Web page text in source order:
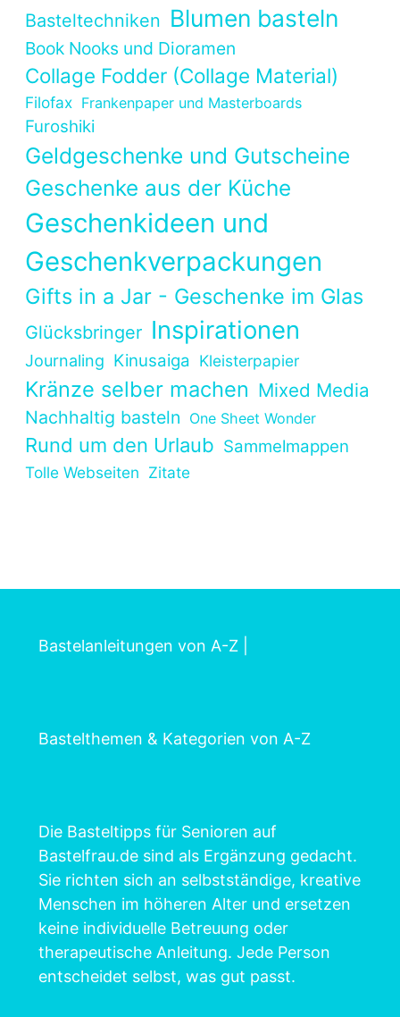
Basteltechniken Blumen basteln
Book Nooks und Dioramen
Collage Fodder (Collage Material)
Filofax Frankenpaper und Masterboards
Furoshiki
Geldgeschenke und Gutscheine
Geschenke aus der Küche
Geschenkideen und
Geschenkverpackungen
Gifts in a Jar - Geschenke im Glas
Glücksbringer Inspirationen
Journaling Kinusaiga Kleisterpapier
Kränze selber machen Mixed Media
Nachhaltig basteln One Sheet Wonder
Rund um den Urlaub Sammelmappen
Tolle Webseiten Zitate
Bastelanleitungen von A-Z|
Bastelthemen & Kategorien von A-Z
Die Basteltipps für Senioren auf
Bastelfrau.de sind als Ergänzung gedacht.
Sie richten sich an selbstständige, kreative
Menschen im höheren Alter und ersetzen
keine individuelle Betreuung oder
therapeutische Anleitung. Jede Person
entscheidet selbst, was gut passt.